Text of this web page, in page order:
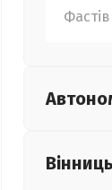
Фастів